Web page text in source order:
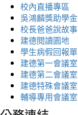
校內直播專區
吳鴻麟獎助學金
校長爸爸說故事
建德閱讀園地
學生病假回報單
建德第一會議室
建德第二會議室
建德特殊會議室
輔導專用會議室